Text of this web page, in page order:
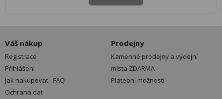
Váš nákup
Registrace
Přihlášení
Jak nakupovat - FAQ
Ochrana dat
Prodejny
Kamenné prodejny a výdejní
místa ZDARMA
Platební možnosti